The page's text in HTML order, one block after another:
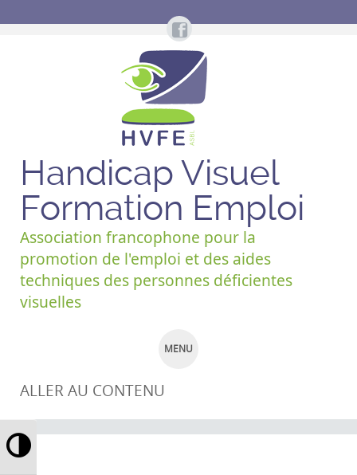
Passer en contraste élevé
Handicap Visuel
Formation Emploi
Association francophone pour la
promotion de l'emploi et des aides
techniques des personnes déficientes
visuelles
MENU
ALLER AU CONTENU